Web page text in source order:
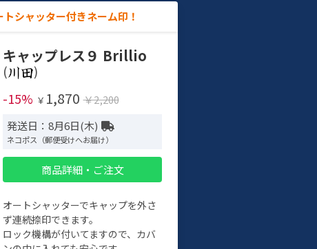
シャッター付きネーム印！
キャップレス９ Brillio
(
)
-15% ￥ 1,870 ￥2,200
発送日：8月6日(木)
ネコポス（郵便受けへお届け）
商品詳細・ご注文
オートシャッターでキャップを外さ
ず連続捺印できます。
ロック機構が付いてますので、カバ